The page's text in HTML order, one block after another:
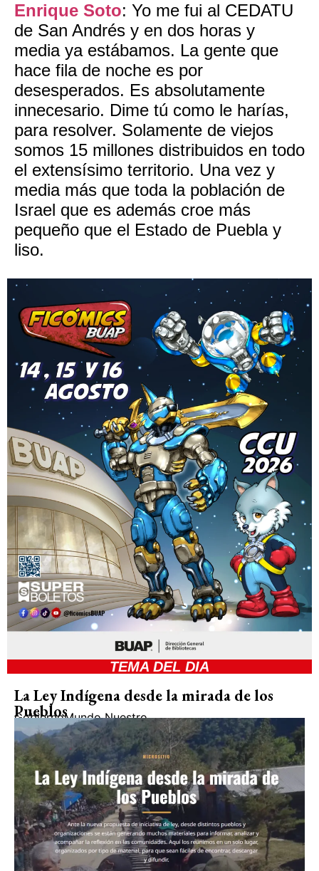
Enrique Soto: Yo me fui al CEDATU
de San Andrés y en dos horas y
media ya estábamos. La gente que
hace fila de noche es por
desesperados. Es absolutamente
innecesario. Dime tú como le harías,
para resolver. Solamente de viejos
somos 15 millones distribuidos en todo
el extensísimo territorio. Una vez y
media más que toda la población de
Israel que es además croe más
pequeño que el Estado de Puebla y
liso.
TEMA DEL DIA
La Ley Indígena desde la mirada de los
Pueblos
GobiernoMundo Nuestro